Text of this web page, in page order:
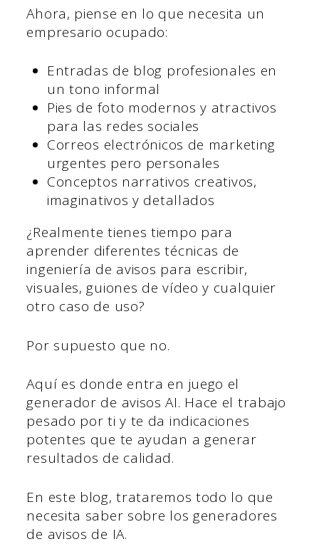
Ahora, piense en lo que necesita un
empresario ocupado:
Entradas de blog profesionales en
un tono informal
Pies de foto modernos y atractivos
para las redes sociales
Correos electrónicos de marketing
urgentes pero personales
Conceptos narrativos creativos,
imaginativos y detallados
¿Realmente tienes tiempo para
aprender diferentes técnicas de
ingeniería de avisos para escribir,
visuales, guiones de vídeo y cualquier
otro caso de uso?
Por supuesto que no.
Aquí es donde entra en juego el
generador de avisos AI. Hace el trabajo
pesado por ti y te da indicaciones
potentes que te ayudan a generar
resultados de calidad.
En este blog, trataremos todo lo que
necesita saber sobre los generadores
de avisos de IA.